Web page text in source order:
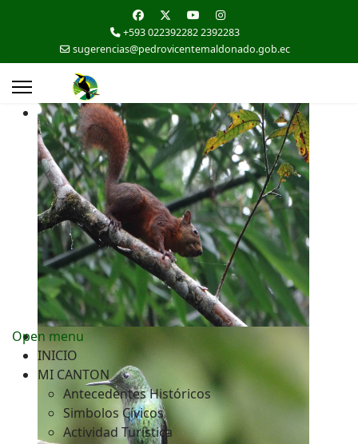
+593 022392282 2392283
sugerencias@pedrovicentemaldonado.gob.ec
Open menu
INICIO
MI CANTON
Antecedentes Históricos
Simbolos Cívicos
Actividad Turística